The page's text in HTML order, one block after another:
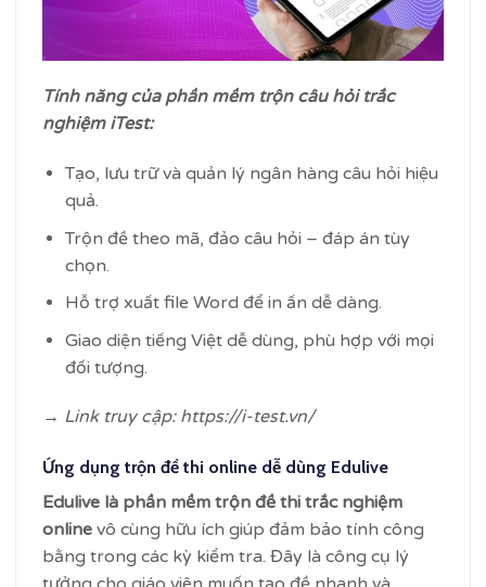
Tính năng của phần mềm trộn câu hỏi trắc
nghiệm iTest:
Tạo, lưu trữ và quản lý ngân hàng câu hỏi hiệu
quả.
Trộn đề theo mã, đảo câu hỏi – đáp án tùy
chọn.
Hỗ trợ xuất file Word để in ấn dễ dàng.
Giao diện tiếng Việt dễ dùng, phù hợp với mọi
đối tượng.
→ Link truy cập: https://i-test.vn/
Ứng dụng trộn đề thi online dễ dùng Edulive
Edulive là phần mềm trộn đề thi trắc nghiệm
online vô cùng hữu ích giúp đảm bảo tính công
bằng trong các kỳ kiểm tra. Đây là công cụ lý